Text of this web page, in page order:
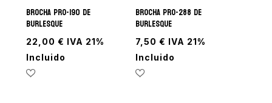
Brocha PRO-190 de
Burlesque
22,00€ IVA 21%
Incluido
Brocha PRO-288 de
Burlesque
7,50€ IVA 21%
Incluido